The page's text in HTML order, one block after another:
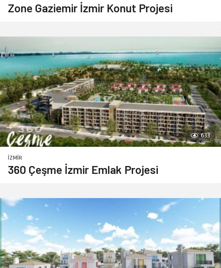
Zone Gaziemir İzmir Konut Projesi
633
İZMIR
360 Çeşme İzmir Emlak Projesi